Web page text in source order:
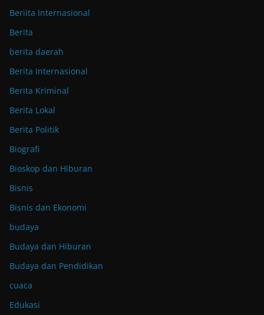
Beriita Internasional
Berita
berita daerah
Berita Internasional
Berita Kriminal
Berita Lokal
Berita Politik
Biografi
Bioskop dan Hiburan
Bisnis
Bisnis dan Ekonomi
budaya
Budaya dan Hiburan
Budaya dan Pendidikan
cuaca
Edukasi